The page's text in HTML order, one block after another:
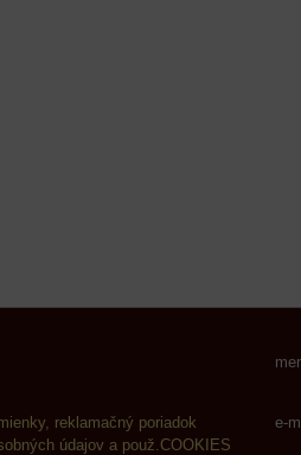
reklamačný poriadok
údajov a použ.COOKIES
e-